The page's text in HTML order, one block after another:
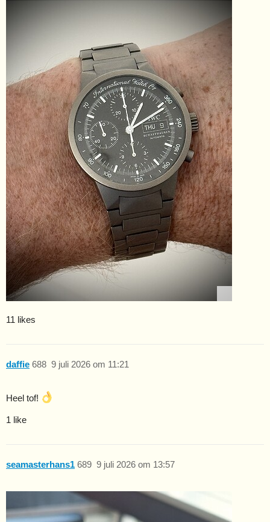
11 likes
daffie 9 juli 2026 om 11:21
688
Heel tof!
1 like
seamasterhans1 9 juli 2026 om 13:57
689